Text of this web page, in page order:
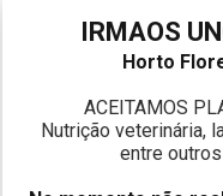
IRMAOS
Horto
ACEITAMOS
Nutrição veterinária,
entre